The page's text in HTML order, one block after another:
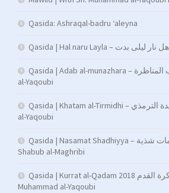
Qasida: Ashraqal-badru ‘aleyna
Qasida | Adab al-munazhara – آداب المناظرة | Sh. Muhammad
al-Yaqoubi
Qasida | Khatam al-Tirmidhi – قصيدة الترمذي | Sh. Muhammad
al-Yaqoubi
Qasida | Nasamat Shadhiyya – نسمات شذية | Us. Tayyib al-
Shabub al-Maghribi
Qasida | Kurrat al-Qadam 2018 قصيدة كرة القدم | Sh.
Muhammad al-Yaqoubi